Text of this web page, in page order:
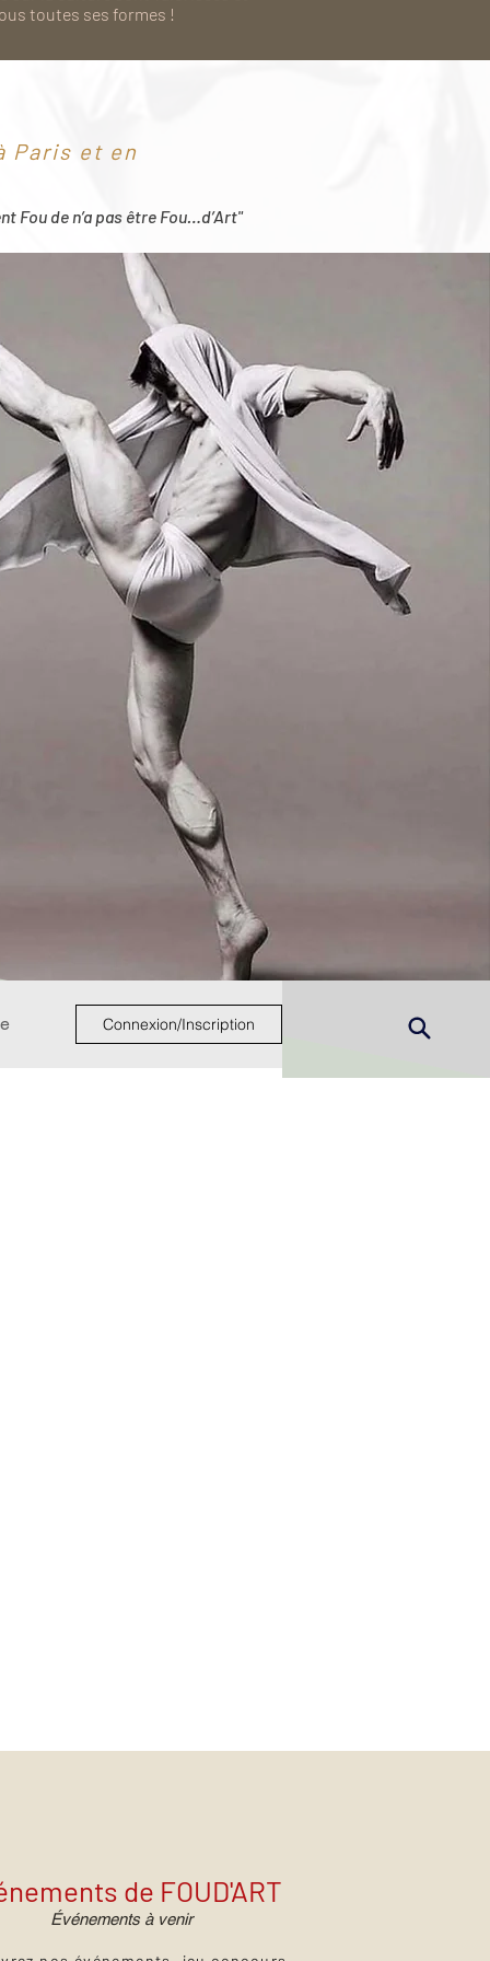
toutes ses formes !
Paris et en
Fou de n’a pas être Fou…d’Art"
Connexion/Inscription
de FOUD'ART
Événements à venir